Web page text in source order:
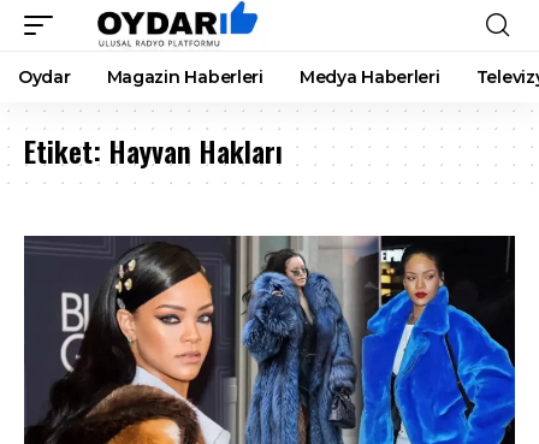
Oydar Magazin Haberleri Medya Haberleri
Etiket: Hayvan Hakları